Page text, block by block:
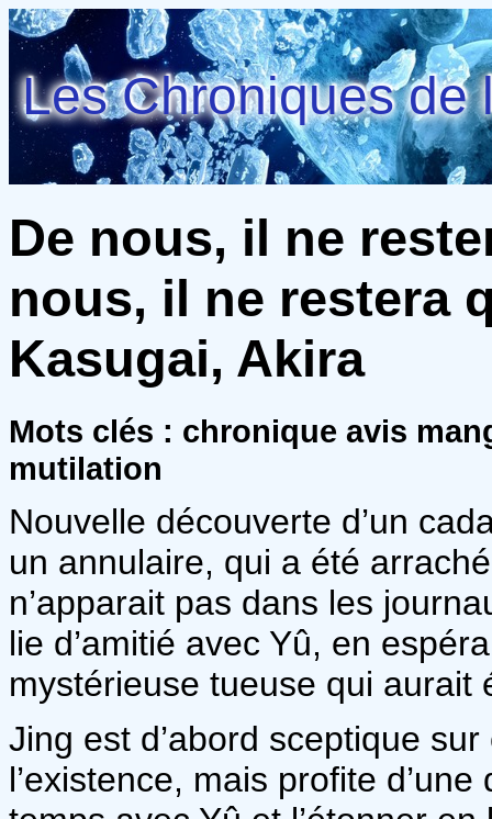
Les Chroniques de
De nous, il ne
nous, il ne restera
Kasugai, Akira
Mots clés : chronique avis
mutilation
Nouvelle découverte d’un
un annulaire, qui a été
n’apparait pas dans les
lie d’amitié avec Yû, en
mystérieuse tueuse qui aurait
Jing est d’abord sceptique
l’existence, mais profite